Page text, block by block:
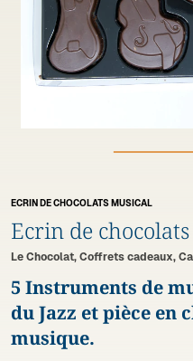
ECRIN DE CHOCOLATS MUSICAL
Ecrin de
Le Chocolat, Coffrets cadeaux,
5 Instruments de
du Jazz et pièce en
musique.